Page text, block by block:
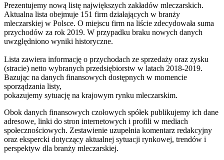
Prezentujemy nową listę największych zakładów mleczarskich.
Aktualna lista obejmuje 151 firm działających w branży
mleczarskiej w Polsce. O miejscu firm na liście zdecydowała suma
przychodów za rok 2019. W przypadku braku nowych danych
uwzględniono wyniki historyczne.
Lista zawiera informację o przychodach ze sprzedaży oraz zysku
(stracie) netto wybranych przedsiębiorstw w latach 2018-2019.
Bazując na danych finansowych dostępnych w momencie
sporządzania listy,
pokazujemy sytuację na krajowym rynku mleczarskim.
Obok danych finansowych czołowych spółek publikujemy ich dane
adresowe, linki do stron internetowych i profili w mediach
społecznościowych. Zestawienie uzupełnia komentarz redakcyjny
oraz ekspercki dotyczący aktualnej sytuacji rynkowej, trendów i
perspektyw dla branży mleczarskiej.